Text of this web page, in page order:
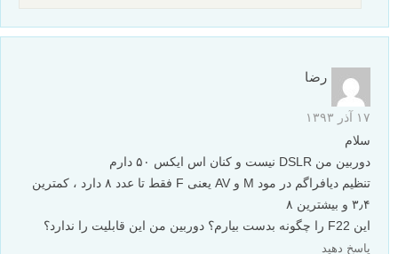
رضا
۱۷ آذر ۱۳۹۳
سلام
دوربین من DSLR نیست و کنان اس ایکس ۵۰ دارم
تنظیم دیافراگم در مود M و AV یعنی F فقط تا عدد ۸ دارد ، کمترین
۳٫۴ و بیشترین ۸
این F22 را چگونه بدست بیارم؟ دوربین من این قابلیت را ندارد؟
پاسخ دهید